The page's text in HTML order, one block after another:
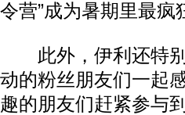
令营”成为暑期里最疯
此外，伊利还特别
动的粉丝朋友们一起
趣的朋友们赶紧参与